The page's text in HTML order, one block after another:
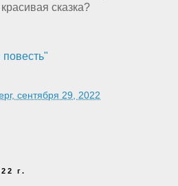
сказка?
сентября 29, 2022
г.